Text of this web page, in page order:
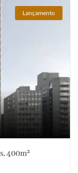
Lançamento
400m²